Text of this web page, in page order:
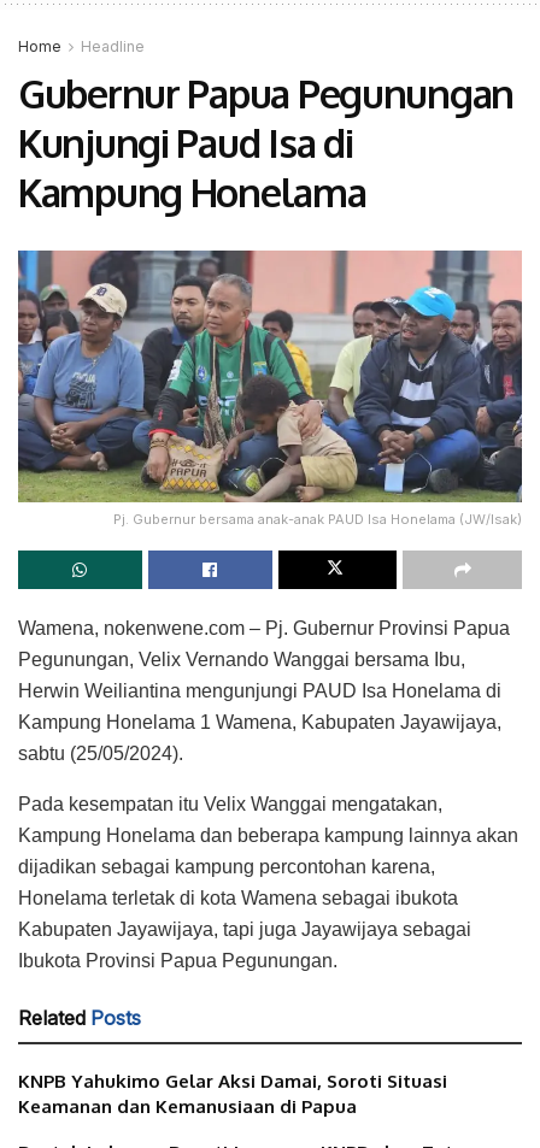
Home Headline
Gubernur Papua Pegunungan
Kunjungi Paud Isa di
Kampung Honelama
Pj. Gubernur bersama anak-anak PAUD Isa Honelama (JW/Isak)
Wamena, nokenwene.com – Pj. Gubernur Provinsi Papua
Pegunungan, Velix Vernando Wanggai bersama Ibu,
Herwin Weiliantina mengunjungi PAUD Isa Honelama di
Kampung Honelama 1 Wamena, Kabupaten Jayawijaya,
sabtu (25/05/2024).
Pada kesempatan itu Velix Wanggai mengatakan,
Kampung Honelama dan beberapa kampung lainnya akan
dijadikan sebagai kampung percontohan karena,
Honelama terletak di kota Wamena sebagai ibukota
Kabupaten Jayawijaya, tapi juga Jayawijaya sebagai
Ibukota Provinsi Papua Pegunungan.
Related Posts
KNPB Yahukimo Gelar Aksi Damai, Soroti Situasi
Keamanan dan Kemanusiaan di Papua